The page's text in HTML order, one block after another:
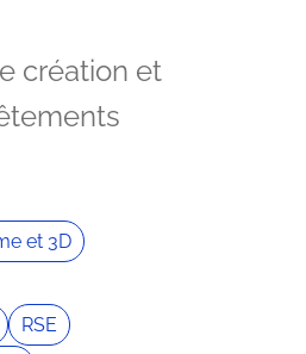
création et
et 3D
RSE